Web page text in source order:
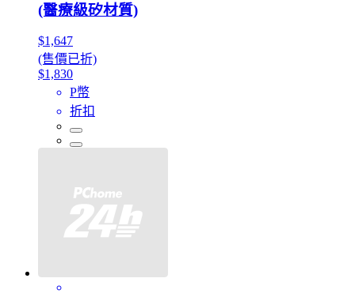
(醫療級矽材質)
$1,647
(售價已折)
$1,830
P幣
折扣